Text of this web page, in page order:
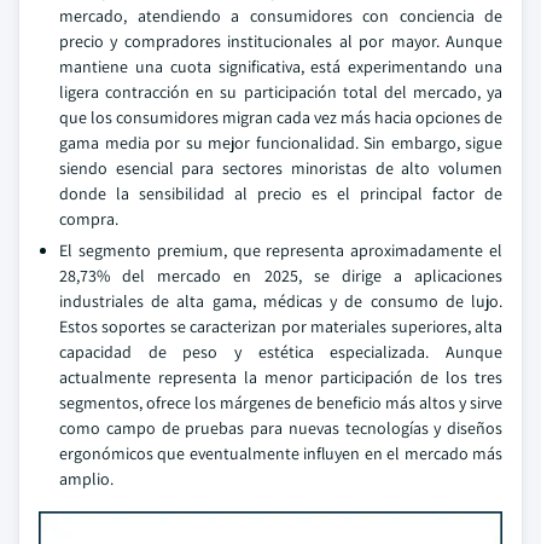
mercado, atendiendo a consumidores con conciencia de
precio y compradores institucionales al por mayor. Aunque
mantiene una cuota significativa, está experimentando una
ligera contracción en su participación total del mercado, ya
que los consumidores migran cada vez más hacia opciones de
gama media por su mejor funcionalidad. Sin embargo, sigue
siendo esencial para sectores minoristas de alto volumen
donde la sensibilidad al precio es el principal factor de
compra.
El segmento premium, que representa aproximadamente el
28,73% del mercado en 2025, se dirige a aplicaciones
industriales de alta gama, médicas y de consumo de lujo.
Estos soportes se caracterizan por materiales superiores, alta
capacidad de peso y estética especializada. Aunque
actualmente representa la menor participación de los tres
segmentos, ofrece los márgenes de beneficio más altos y sirve
como campo de pruebas para nuevas tecnologías y diseños
ergonómicos que eventualmente influyen en el mercado más
amplio.